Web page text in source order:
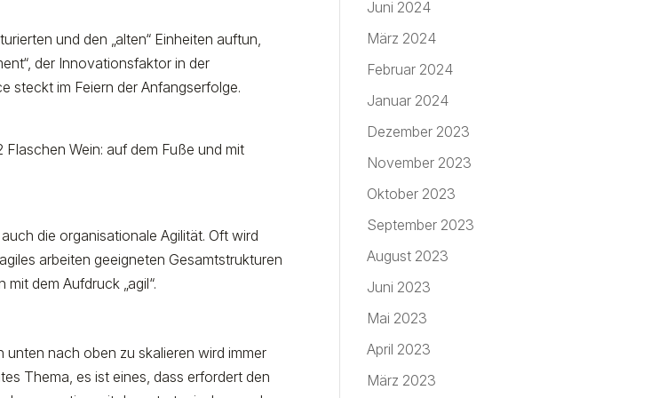
und den „alten“ Einheiten auftun,
der Innovationsfaktor in der
steckt im Feiern der Anfangserfolge.
Wein: auf dem Fuße und mit
die organisationale Agilität. Oft wird
arbeiten geeigneten Gesamtstrukturen
dem Aufdruck „agil“.
nach oben zu skalieren wird immer
Thema, es ist eines, dass erfordert den
Juni 2024
März 2024
Februar 2024
Januar 2024
Dezember 2023
November 2023
Oktober 2023
September 2023
August 2023
Juni 2023
Mai 2023
April 2023
März 2023